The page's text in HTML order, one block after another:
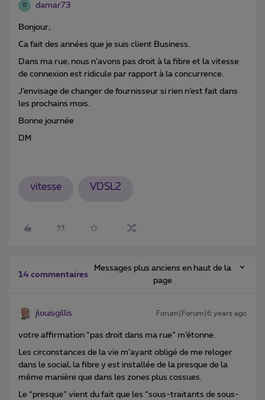
D damar73
Bonjour,
Ca fait des années que je suis client Business.
Dans ma rue, nous n’avons pas droit à la fibre et la vitesse
de connexion est ridicule par rapport à la concurrence.
J’envisage de changer de fournisseur si rien n’est fait dans
les prochains mois.
Bonne journée
DM
vitesse VDSL2
14 commentaires
Messages plus anciens en haut de la
page
jlouisgillis Forum|Forum|6 years ago
votre affirmation “pas droit dans ma rue” m’étonne.
Les circonstances de la vie m’ayant obligé de me reloger
dans le social, la fibre y est installée de la presque de la
même manière que dans les zones plus cossues.
Le “presque” vient du fait que les “sous-traitants de sous-